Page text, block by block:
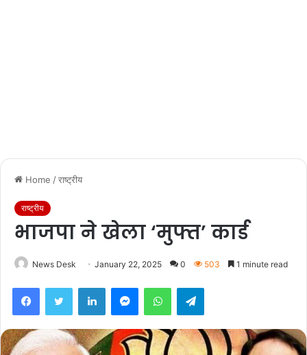
Home /राष्ट्रीय
राष्ट्रीय
भाजपा ने खेला ‘मुफ्त’ कार्ड
News Desk January 22, 2025 0 503 1 minute read